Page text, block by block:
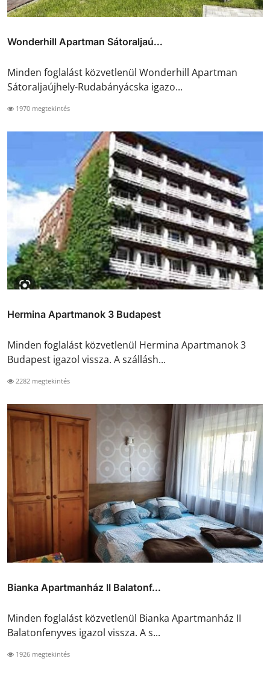
Wonderhill Apartman Sátoraljaú...
Minden foglalást közvetlenül Wonderhill Apartman
Sátoraljaújhely-Rudabányácska igazo...
1970 megtekintés
Hermina Apartmanok 3 Budapest
Minden foglalást közvetlenül Hermina Apartmanok 3
Budapest igazol vissza. A szállásh...
2282 megtekintés
Bianka Apartmanház II Balatonf...
Minden foglalást közvetlenül Bianka Apartmanház II
Balatonfenyves igazol vissza. A s...
1926 megtekintés